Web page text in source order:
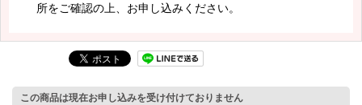
所をご確認の上、お申し込みください。
この商品は現在お申し込みを受け付けておりません